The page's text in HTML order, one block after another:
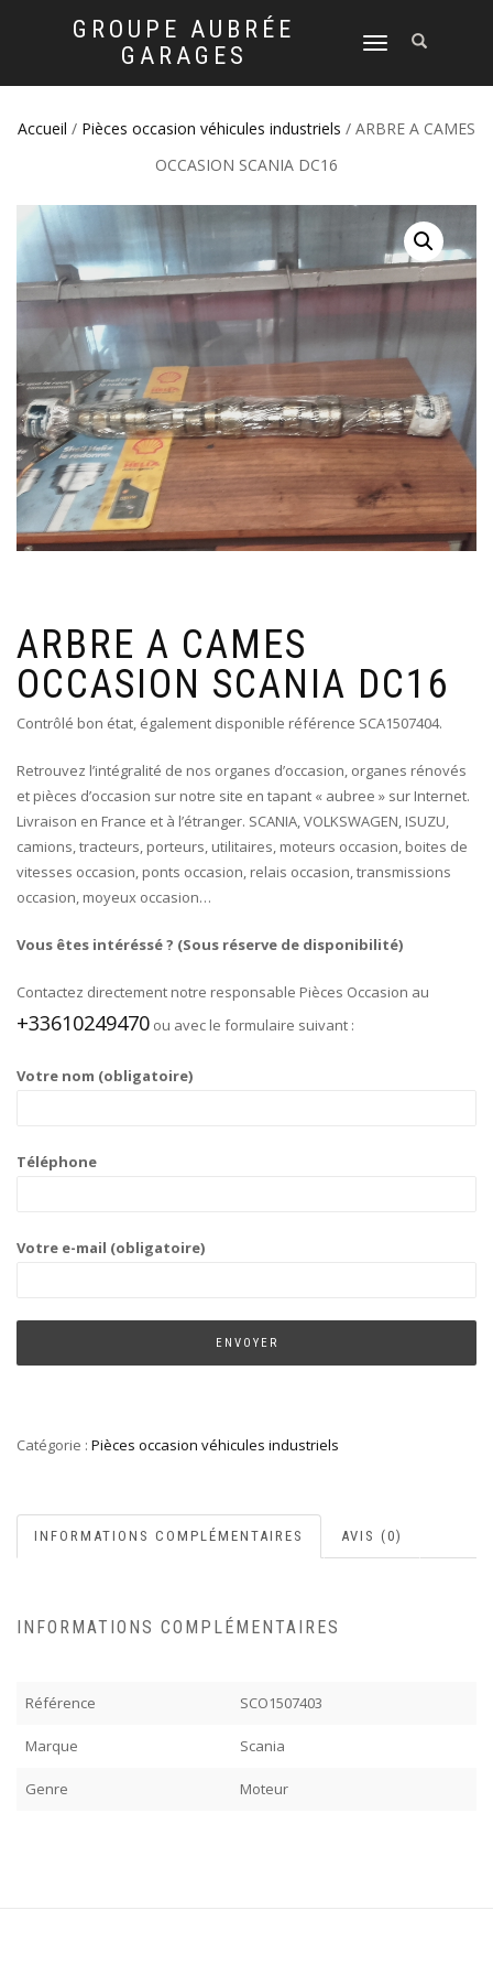
GROUPE AUBRÉE
GARAGES
DÉPLIER
NAVIGATION
Accueil / Pièces occasion véhicules industriels / ARBRE A CAMES
OCCASION SCANIA DC16
ARBRE A CAMES
OCCASION SCANIA DC16
Contrôlé bon état, également disponible référence SCA1507404.
Retrouvez l’intégralité de nos organes d’occasion, organes rénovés
et pièces d’occasion sur notre site en tapant « aubree » sur Internet.
Livraison en France et à l’étranger. SCANIA, VOLKSWAGEN, ISUZU,
camions, tracteurs, porteurs, utilitaires, moteurs occasion, boites de
vitesses occasion, ponts occasion, relais occasion, transmissions
occasion, moyeux occasion…
Vous êtes intéréssé ? (Sous réserve de disponibilité)
Contactez directement notre responsable Pièces Occasion au
+33610249470 ou avec le formulaire suivant :
Votre nom (obligatoire)
Téléphone
Votre e-mail (obligatoire)
Catégorie : Pièces occasion véhicules industriels
INFORMATIONS COMPLÉMENTAIRES AVIS (0)
INFORMATIONS COMPLÉMENTAIRES
Référence SCO1507403
Marque Scania
Genre Moteur